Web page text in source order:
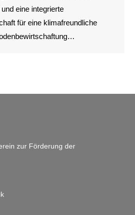
eine integrierte
für eine klimafreundliche
zur Förderung der